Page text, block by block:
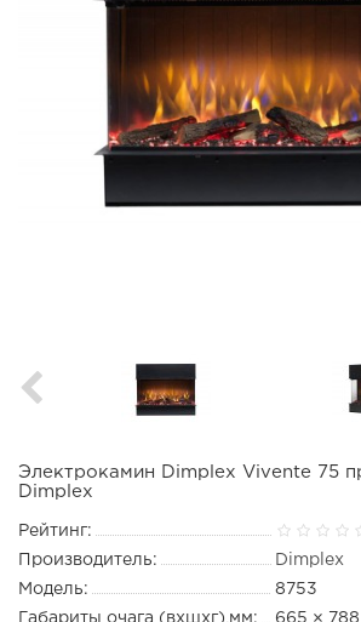
Электрокамин Dimplex Vivente 75
Dimplex
Рейтинг:
Производитель:
Dimplex
Модель:
8753
Габариты очага (вхшхг),мм:
665 ×